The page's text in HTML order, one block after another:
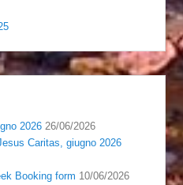
2026 26/06/2026
Caritas, giugno 2026
Booking form 10/06/2026